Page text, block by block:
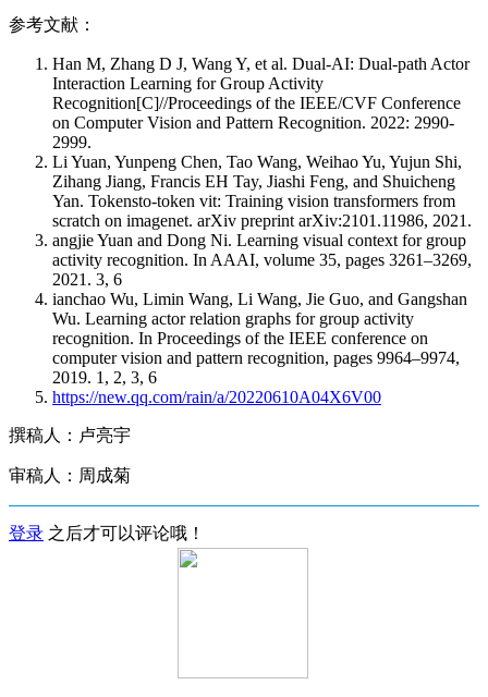
参考文献：
Han M, Zhang D J, Wang Y, et al. Dual-AI: Dual-path Actor
Interaction Learning for Group Activity
Recognition[C]//Proceedings of the IEEE/CVF Conference
on Computer Vision and Pattern Recognition. 2022: 2990-
2999.
Li Yuan, Yunpeng Chen, Tao Wang, Weihao Yu, Yujun Shi,
Zihang Jiang, Francis EH Tay, Jiashi Feng, and Shuicheng
Yan. Tokensto-token vit: Training vision transformers from
scratch on imagenet. arXiv preprint arXiv:2101.11986, 2021.
angjie Yuan and Dong Ni. Learning visual context for group
activity recognition. In AAAI, volume 35, pages 3261–3269,
2021. 3, 6
ianchao Wu, Limin Wang, Li Wang, Jie Guo, and Gangshan
Wu. Learning actor relation graphs for group activity
recognition. In Proceedings of the IEEE conference on
computer vision and pattern recognition, pages 9964–9974,
2019. 1, 2, 3, 6
https://new.qq.com/rain/a/20220610A04X6V00
撰稿人：卢亮宇
审稿人：周成菊
登录 之后才可以评论哦！